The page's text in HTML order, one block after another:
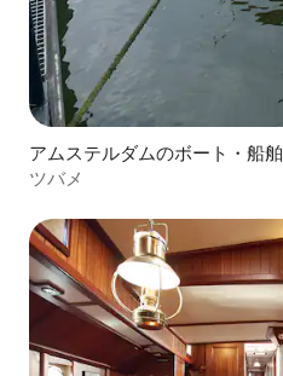
アムステルダムのボート・船舶
ツバメ